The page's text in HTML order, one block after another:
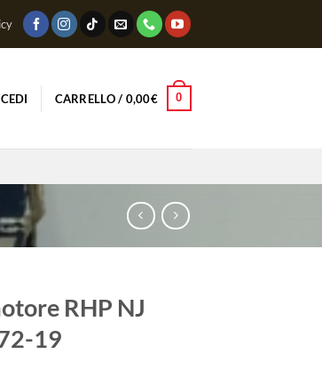
CARRELLO / 0,00€ 0
RHP NJ
19